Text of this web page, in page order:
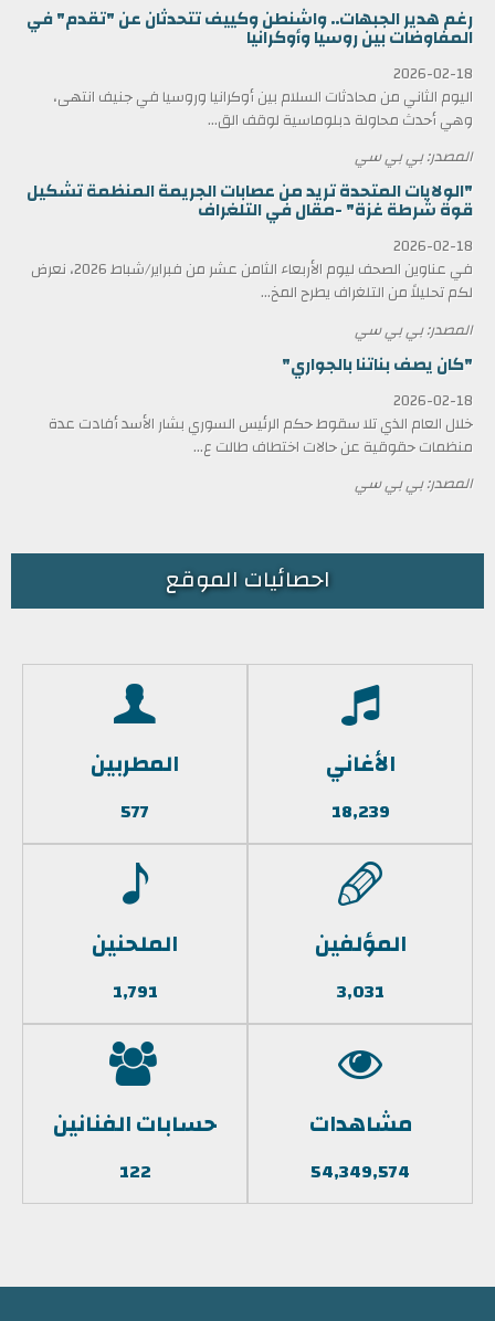
رغم هدير الجبهات.. واشنطن وكييف تتحدثان عن "تقدم" في
المفاوضات بين روسيا وأوكرانيا
2026-02-18
اليوم الثاني من محادثات السلام بين أوكرانيا وروسيا في جنيف انتهى،
وهي أحدث محاولة دبلوماسية لوقف الق...
المصدر: بي بي سي
"الولايات المتحدة تريد من عصابات الجريمة المنظمة تشكيل
قوة شرطة غزة" -مقال في التلغراف
2026-02-18
في عناوين الصحف ليوم الأربعاء الثامن عشر من فبراير/شباط 2026، نعرض
لكم تحليلاً من التلغراف يطرح المخ...
المصدر: بي بي سي
"كان يصف بناتنا بالجواري"
2026-02-18
خلال العام الذي تلا سقوط حكم الرئيس السوري بشار الأسد أفادت عدة
منظمات حقوقية عن حالات اختطاف طالت ع...
المصدر: بي بي سي
احصائيات الموقع
الأغاني
18,239
المطربين
577
المؤلفين
3,031
الملحنين
1,791
مشاهدات
54,349,574
حسابات الفنانين
122